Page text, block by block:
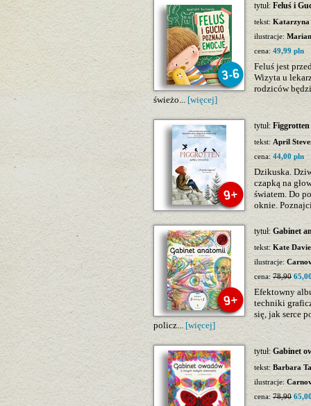
tytuł: Feluś i
tekst: Katarzyna
ilustracje:
cena: 49,99 pln
Feluś jest
Wizyta u
rodziców
świeżo... [więcej]
tytuł: Figgrotten
tekst: April
cena: 44,00 pln
Dzikuska.
czapką na
światem. Do
oknie.
tytuł: Gabinet
tekst: Kate
ilustracje:
cena: 78,90
Efektowny
techniki
się, jak serce
policz... [więcej]
tytuł: Gabinet
tekst: Barbara
ilustracje:
cena: 78,90